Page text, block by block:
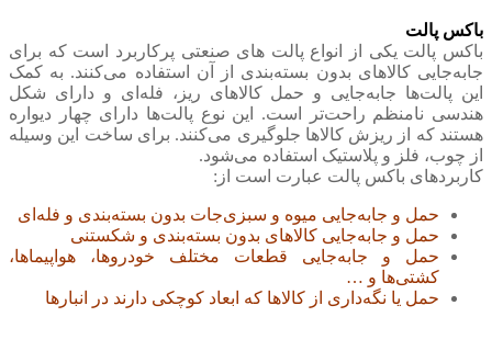
باکس پالت
باکس پالت یکی از انواع پالت‌ های صنعتی پرکاربرد است که برای
جابه‌جایی کالاهای بدون بسته‌بندی از آن استفاده می‌کنند. به کمک
این پالت‌ها جابه‌جایی و حمل کالاهای ریز، فله‌ای و دارای شکل
هندسی نامنظم راحت‌تر است. این نوع پالت‌ها دارای چهار دیواره
هستند که از ریزش کالاها جلوگیری می‌کنند. برای ساخت این وسیله
از چوب، فلز و پلاستیک استفاده می‌شود.
کاربردهای باکس پالت عبارت است از:
حمل و جابه‌جایی میوه و سبزی‌جات بدون بسته‌بندی و فله‌ای
حمل و جابه‌جایی کالاهای بدون بسته‌بندی و شکستنی
حمل و جابه‌جایی قطعات مختلف خودروها، هواپیماها،
کشتی‌ها و …
حمل یا نگه‌داری از کالاها که ابعاد کوچکی دارند در انبارها